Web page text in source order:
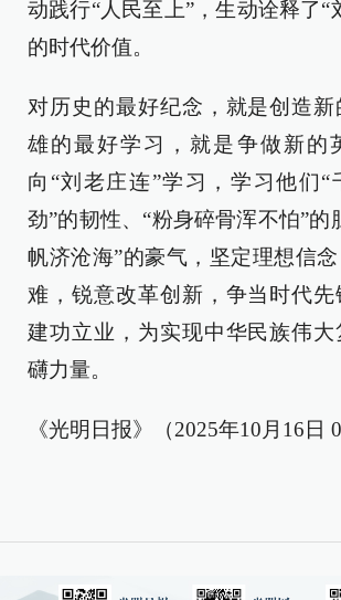
动践行“人民至上”，生动诠释了“
的时代价值。
对历史的最好纪念，就是创造
雄的最好学习，就是争做新的
向“刘老庄连”学习，学习他们“
劲”的韧性、“粉身碎骨浑不怕”的
帆济沧海”的豪气，坚定理想信
难，锐意改革创新，争当时代先
建功立业，为实现中华民族伟
礴力量。
《光明日报》（2025年10月16日